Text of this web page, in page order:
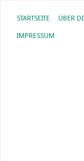
STARTSEITE ÜBER
IMPRESSUM